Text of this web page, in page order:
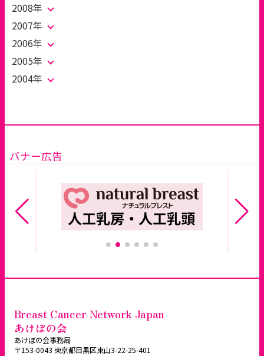
2008年
2007年
2006年
2005年
2004年
バナー広告
Breast Cancer Network Japan
あけぼの会
あけぼの会事務局
〒153-0043 東京都目黒区東山3-22-25-401